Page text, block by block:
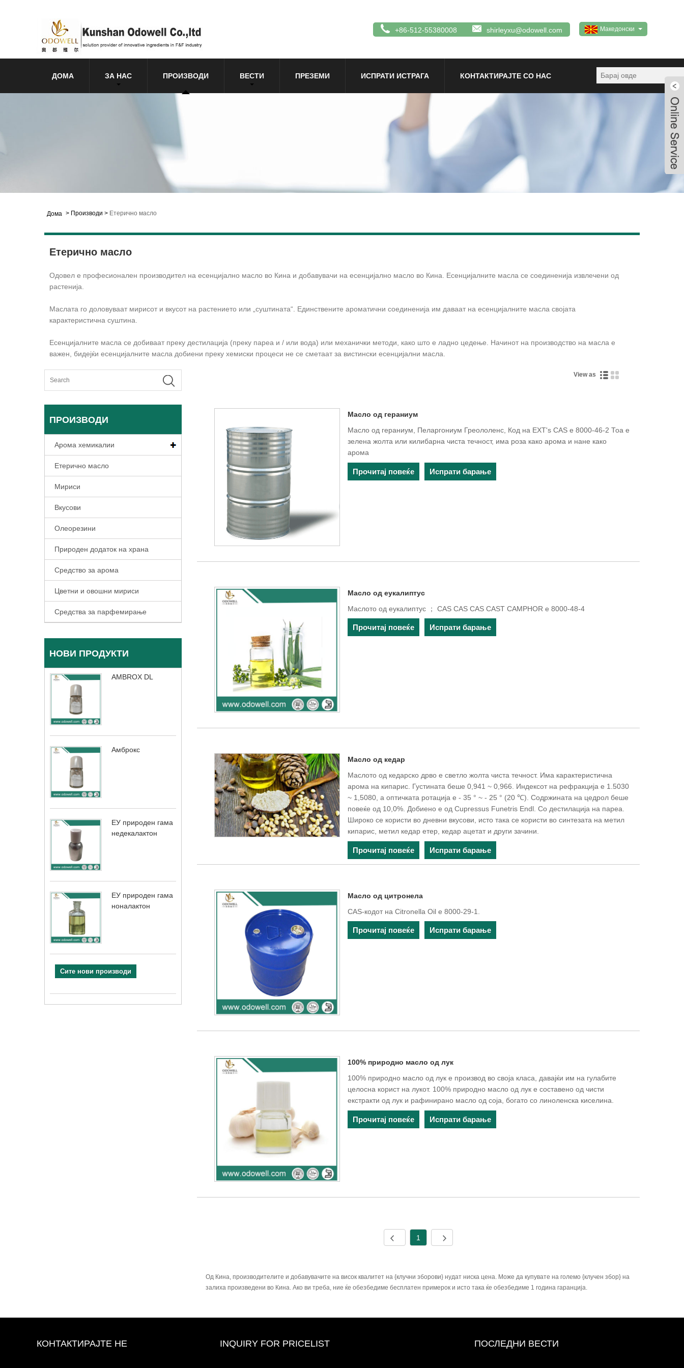
Македонски
+86-512-55380008 shirleyxu@odowell.com
ДОМА ЗА НАС ПРОИЗВОДИ ВЕСТИ ПРЕЗЕМИ ИСПРАТИ ИСТРАГА КОНТАКТИРАЈТЕ СО НАС
Дома > Производи > Етерично масло
Етерично масло
Одовел е професионален производител на есенцијално масло во Кина и добавувачи на есенцијално масло во Кина. Есенцијалните масла се соединенија извлечени од
растенија.
Маслата го доловуваат мирисот и вкусот на растението или „суштината“. Единствените ароматични соединенија им даваат на есенцијалните масла својата
карактеристична суштина.
Есенцијалните масла се добиваат преку дестилација (преку пареа и / или вода) или механички методи, како што е ладно цедење. Начинот на производство на масла е
важен, бидејќи есенцијалните масла добиени преку хемиски процеси не се сметаат за вистински есенцијални масла.
ПРОИЗВОДИ
Арома хемикалии
Етерично масло
Мириси
Вкусови
Олеорезини
Природен додаток на храна
Средство за арома
Цветни и овошни мириси
Средства за парфемирање
НОВИ ПРОДУКТИ
AMBROX DL
Амброкс
ЕУ природен гама
недекалактон
ЕУ природен гама
ноналактон
Сите нови производи
View as
Масло од гераниум
Масло од гераниум, Пеларгониум Греололенс, Код на EXT's CAS е 8000-46-2 Тоа е
зелена жолта или килибарна чиста течност, има роза како арома и нане како
арома
Прочитај повеќе Испрати барање
Масло од еукалиптус
Маслото од еукалиптус ； CAS CAS CAS CAST CAMPHOR е 8000-48-4
Прочитај повеќе Испрати барање
Масло од кедар
Маслото од кедарско дрво е светло жолта чиста течност. Има карактеристична
арома на кипарис. Густината беше 0,941 ~ 0,966. Индексот на рефракција е 1.5030
~ 1,5080, а оптичката ротација е - 35 ° ~ - 25 ° (20 ℃). Содржината на цедрол беше
повеќе од 10,0%. Добиено е од Cupressus Funetris Endl. Со дестилација на пареа.
Широко се користи во дневни вкусови, исто така се користи во синтезата на метил
кипарис, метил кедар етер, кедар ацетат и други зачини.
Прочитај повеќе Испрати барање
Масло од цитронела
CAS-кодот на Citronella Oil е 8000-29-1.
Прочитај повеќе Испрати барање
100% природно масло од лук
100% природно масло од лук е производ во своја класа, давајќи им на гулабите
целосна корист на лукот. 100% природно масло од лук е составено од чисти
екстракти од лук и рафинирано масло од соја, богато со линоленска киселина.
Прочитај повеќе Испрати барање
1
Од Кина, производителите и добавувачите на висок квалитет на {клучни зборови} нудат ниска цена. Може да купувате на големо {клучен збор} на
залиха произведени во Кина. Ако ви треба, ние ќе обезбедиме бесплатен примерок и исто така ќе обезбедиме 1 година гаранција.
КОНТАКТИРАЈТЕ НЕ INQUIRY FOR PRICELIST ПОСЛЕДНИ ВЕСТИ